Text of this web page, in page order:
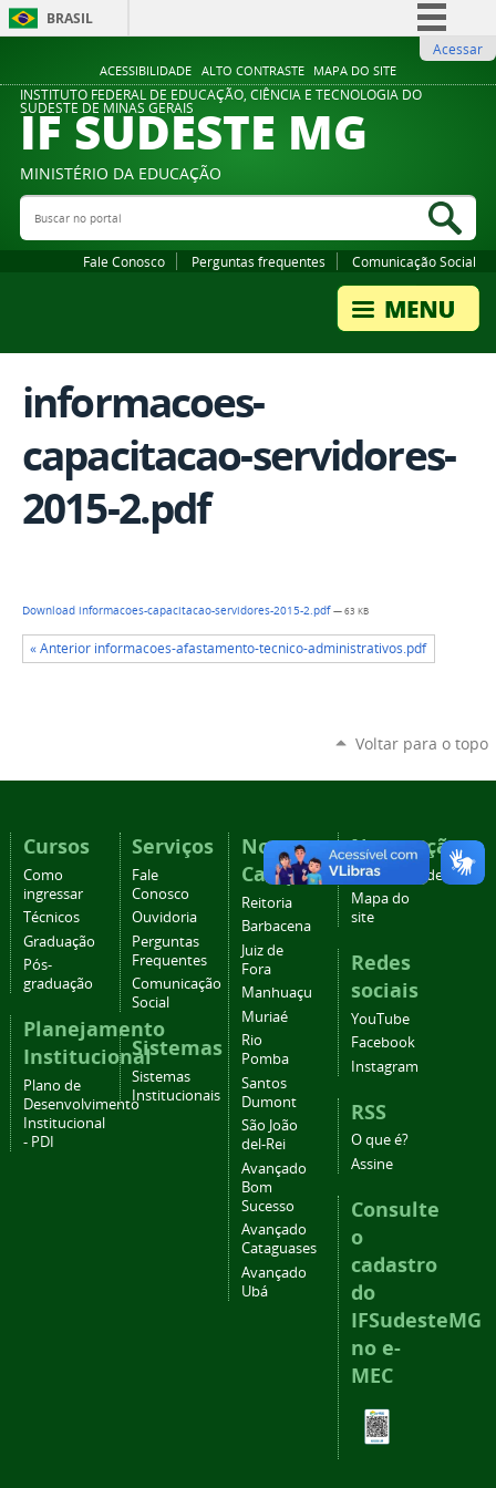
ACESSIBILIDADE ALTO CONTRASTE MAPA DO SITE
BRASIL
Comunica BR
Participe
Legislação
Acessar
INSTITUTO FEDERAL DE EDUCAÇÃO, CIÊNCIA E TECNOLOGIA DO
SUDESTE DE MINAS GERAIS
IF SUDESTE MG
MINISTÉRIO DA EDUCAÇÃO
Buscar no portal
Fale Conosco Perguntas frequentes Comunicação Social
informacoes-
capacitacao-servidores-
2015-2.pdf
Download informacoes-capacitacao-servidores-2015-2.pdf— 63 KB
« Anterior informacoes-afastamento-tecnico-administrativos.pdf
Voltar para o topo
Cursos
Como
ingressar
Técnicos
Graduação
Pós-
graduação
Planejamento
Institucional
Plano de
Desenvolvimento
Institucional
- PDI
Serviços
Fale
Conosco
Ouvidoria
Perguntas
Frequentes
Comunicação
Social
Sistemas
Sistemas
Institucionais
Nossos
Campi
Reitoria
Barbacena
Juiz de
Fora
Manhuaçu
Muriaé
Rio
Pomba
Santos
Dumont
São João
del-Rei
Avançado
Bom
Sucesso
Avançado
Cataguases
Avançado
Ubá
Navegação
Acessibilidade
Mapa do
site
Redes
sociais
YouTube
Facebook
Instagram
RSS
O que é?
Assine
Consulte
o
cadastro
do
IFSudesteMG
no e-
MEC